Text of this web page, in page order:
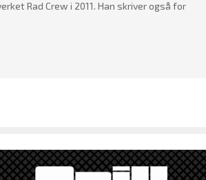
Rad Crew i 2011. Han skriver også for